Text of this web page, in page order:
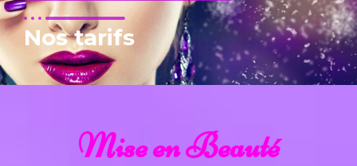
Nos tarifs
Mise en Beauté